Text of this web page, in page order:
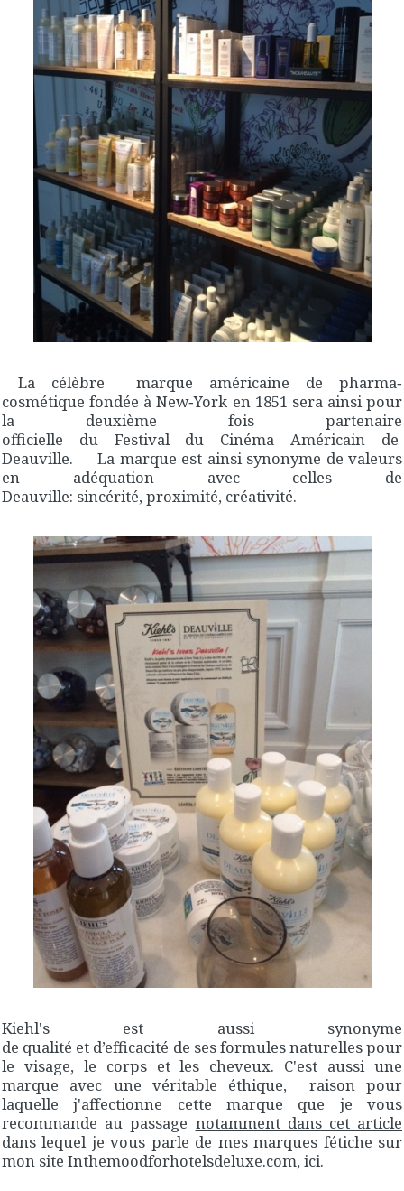
La célèbre marque américaine de pharma‐
cosmétique fondée à New‐York en 1851 sera ainsi pour
la deuxième fois partenaire
officielle du Festival du Cinéma Américain de
Deauville. La marque est ainsi synonyme de valeurs
en adéquation avec celles de
Deauville: sincérité, proximité, créativité.
Kiehl's est aussi synonyme
de qualité et d’efficacité de ses formules naturelles pour
le visage, le corps et les cheveux. C'est aussi une
marque avec une véritable éthique, raison pour
laquelle j'affectionne cette marque que je vous
recommande au passage notamment dans cet article
dans lequel je vous parle de mes marques fétiche sur
mon site Inthemoodforhotelsdeluxe.com, ici.